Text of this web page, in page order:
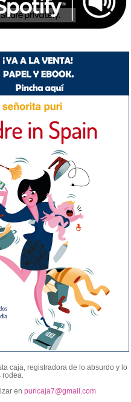
caja, registradora de lo absurdo y lo
en puricaja7@gmail.com